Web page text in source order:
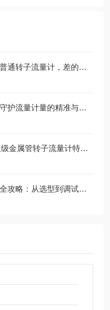
卫生级金属管转子流量计和普通转子流量计，差的不只是材质
当工业工况愈发苛刻，谁在守护流量计量的精准与稳定？
从结构到应用：DSF10卫生级金属管转子流量计特点全解析
防腐金属管浮子流量计安装全攻略：从选型到调试的完整指南